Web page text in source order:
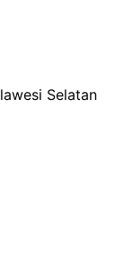
Selatan